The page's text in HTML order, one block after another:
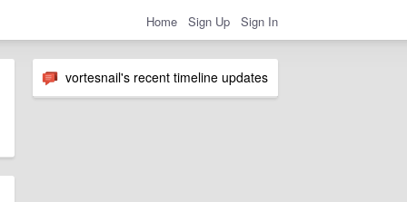
Home Sign Up Sign In
vortesnail's recent timeline updates